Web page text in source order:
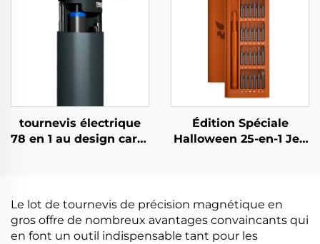
tournevis électrique
78 en 1 au design carré
Édition Spéciale
Halloween 25-en-1 Jeu
Le lot de tournevis de précision magnétique en
gros offre de nombreux avantages convaincants qui
en font un outil indispensable tant pour les